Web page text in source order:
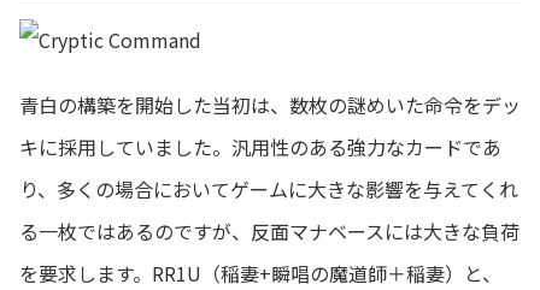
青白の構築を開始した当初は、数枚の謎めいた命令をデッ
キに採用していました。汎用性のある強力なカードであ
り、多くの場合においてゲームに大きな影響を与えてくれ
る一枚ではあるのですが、反面マナベースには大きな負荷
を要求します。RR1U（稲妻+瞬唱の魔道師＋稲妻）と、